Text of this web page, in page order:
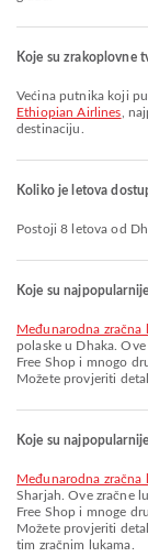
Koje su zrakoplovne
Većina putnika koji
Ethiopian Airlines ,
destinaciju.
Koliko je letova
Postoji 8 letova od
Koje su
Međunarodna
polaske u Dhaka.
Free Shop i mnogo
Možete provjeriti
Koje su
Međunarodna
Sharjah. Ove zračne
Free Shop i mnoge
Možete provjeriti
tim zračnim lukama.